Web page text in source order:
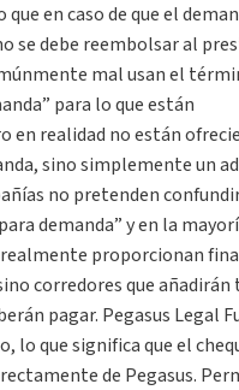
que en caso de que el
se debe reembolsar al
mal usan el
para lo que están
en realidad no están
sino simplemente un
no pretenden
demanda” y en la
realmente proporcionan
corredores que añadirán
pagar. Pegasus Legal
lo que significa que el
de Pegasus.